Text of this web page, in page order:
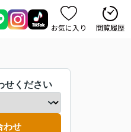
お気に入り 閲覧履歴
せください
わせ